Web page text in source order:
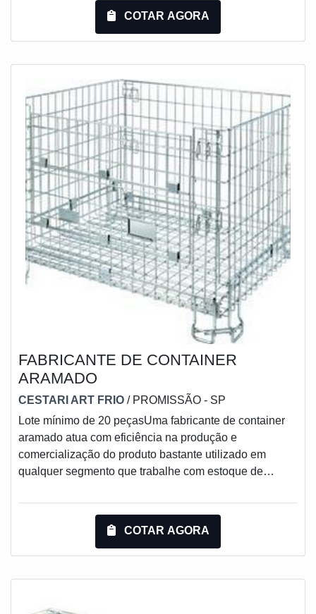
formando módulos de alturas variáveis, de acordo com
cada necessidade.O produto foi desenvolvido para
congelamento, resfriamento ou a maturação de
COTAR AGORA
FABRICANTE DE CONTAINER
ARAMADO
CESTARI ART FRIO / PROMISSÃO - SP
Lote mínimo de 20 peçasUma fabricante de container
aramado atua com eficiência na produção e
comercialização do produto bastante utilizado em
qualquer segmento que trabalhe com estoque de
evitando assim as perdas por esmagamento da
mercadoria.O produto é auto-empilháveis, e podem
dispensar estantes na área de estocagem formando
Blocados. Pode ser fabricado com postigo articulável e
COTAR AGORA